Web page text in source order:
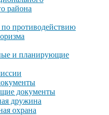
района
по противодействию
и планирующие
документы
дружина
охрана